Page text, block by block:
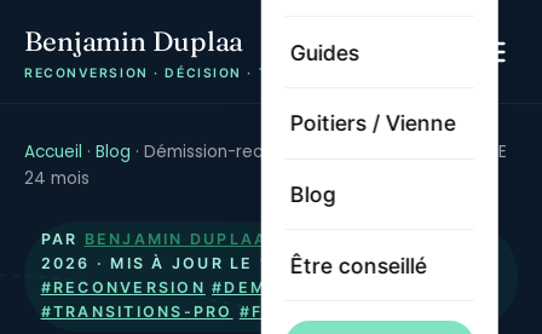
Benjamin Duplaa
RECONVERSION · DÉCISION · TRAJECTOIRE
Guides
Poitiers / Vienne
Blog
Être conseillé
Accueil · Blog · Démission-reconversion 2026 : toucher l'ARE
24 mois
PAR BENJAMIN DUPLAA
2026 · MIS À JOUR LE 13 JUILLET 2026·
#RECONVERSION #DEMISSION
#TRANSITIONS-PRO #FRANCE-TRAVAIL